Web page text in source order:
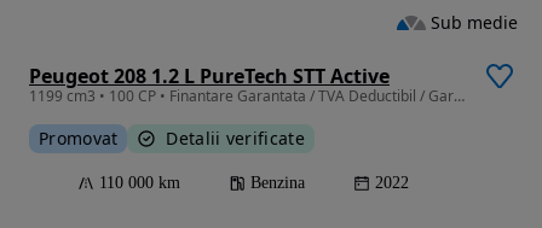
Peugeot 208 1.2 L PureTech STT Active
1199 cm3 • 100 CP • Finantare Garantata / TVA Deductibil / Garantie 12 luni / Istoric.
Promovat Detalii verificate
110 000 km Benzina 2022
Sub medie